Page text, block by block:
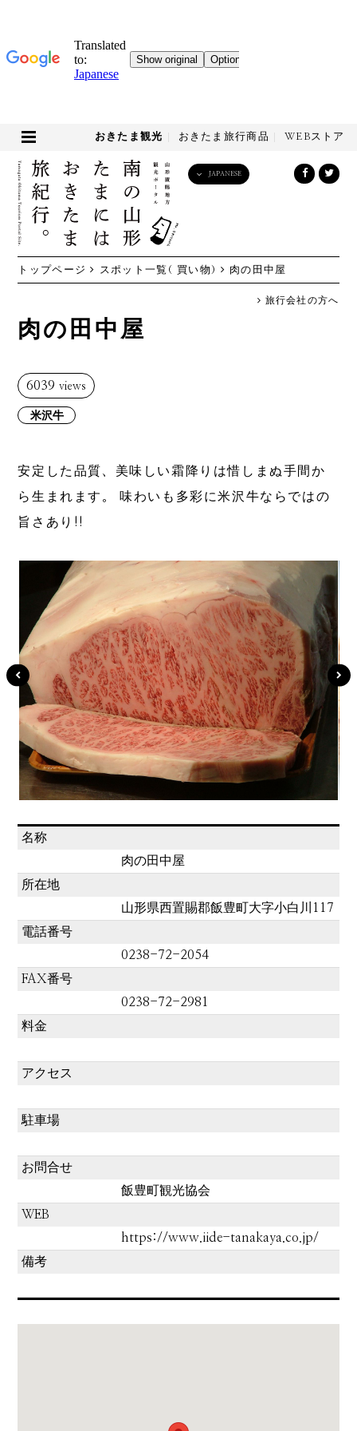
おきたま観光 おきたま旅行商品 WEBストア
JAPANESE
繁體中文
トップページ スポット一覧( 買い物) 肉の田中屋
旅行会社の方へ
肉の田中屋
6039 views
米沢牛
安定した品質、美味しい霜降りは惜しまぬ手間か
ら生まれます。 味わいも多彩に米沢牛ならではの
旨さあり!!
名称
肉の田中屋
所在地
山形県西置賜郡飯豊町大字小白川117
電話番号
0238-72-2054
FAX番号
0238-72-2981
料金
アクセス
駐車場
お問合せ
飯豊町観光協会
WEB
https://www.iide-tanakaya.co.jp/
備考